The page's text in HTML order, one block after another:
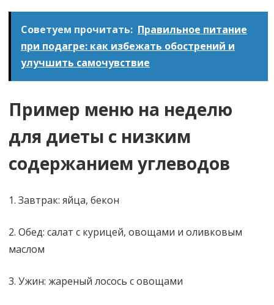
Советуем прочитать: Правильное питание
при подагре: как избежать обострений и
улучшить самочувствие
Пример меню на неделю
для диеты с низким
содержанием углеводов
1. Завтрак: яйца, бекон
2. Обед: салат с курицей, овощами и оливковым
маслом
3. Ужин: жареный лосось с овощами